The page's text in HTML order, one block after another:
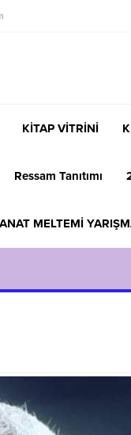
KİTAP VİTRİNİ
Ressam Tanıtımı
MELTEMİ